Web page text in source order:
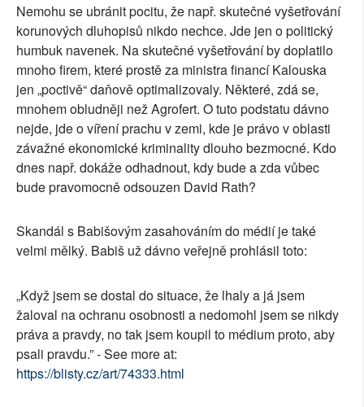
Nemohu se ubránit pocitu, že např. skutečné vyšetřování
korunových dluhopisů nikdo nechce. Jde jen o politický
humbuk navenek. Na skutečné vyšetřování by doplatilo
mnoho firem, které prostě za ministra financí Kalouska
jen „poctivě“ daňově optimalizovaly. Některé, zdá se,
mnohem obludněji než Agrofert. O tuto podstatu dávno
nejde, jde o víření prachu v zemi, kde je právo v oblasti
závažné ekonomické kriminality dlouho bezmocné. Kdo
dnes např. dokáže odhadnout, kdy bude a zda vůbec
bude pravomocně odsouzen David Rath?
Skandál s Babišovým zasahováním do médií je také
velmi mělký. Babiš už dávno veřejně prohlásil toto:
„Když jsem se dostal do situace, že lhaly a já jsem
žaloval na ochranu osobnosti a nedomohl jsem se nikdy
práva a pravdy, no tak jsem koupil to médium proto, aby
psali pravdu.” - See more at:
https://blisty.cz/art/74333.html